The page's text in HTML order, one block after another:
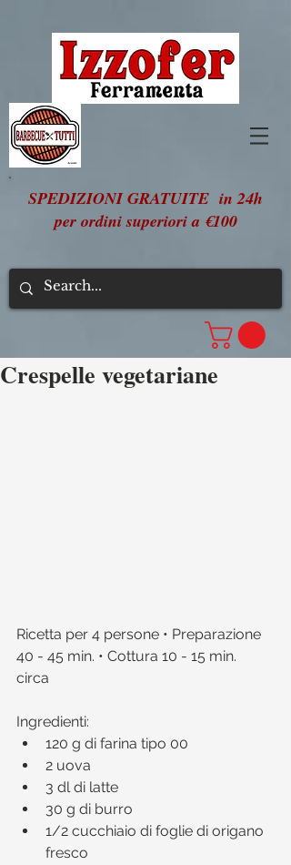
SPEDIZIONI GRATUITE in 24h
per ordini superiori a €100
Crespelle vegetariane
Ricetta per 4 persone • Preparazione
40 - 45 min. • Cottura 10 - 15 min.
circa
Ingredienti:​
120 g di farina tipo 00
2 uova
3 dl di latte
30 g di burro
1/2 cucchiaio di foglie di origano
fresco